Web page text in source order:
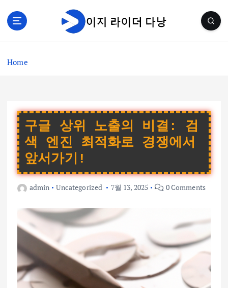
c
Home
구글 상위 노출의 비결: 검
색 엔진 최적화로 경쟁에서
앞서가기!
admin Uncategorized 7월 13, 2025 0 Comments